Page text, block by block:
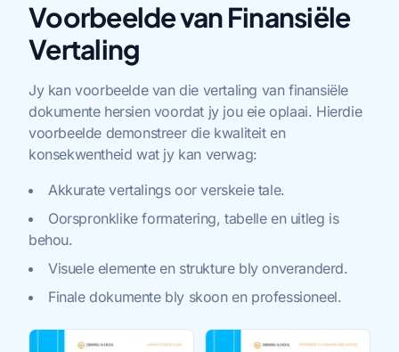
Voorbeelde van Finansiële
Vertaling
Jy kan voorbeelde van die vertaling van finansiële
dokumente hersien voordat jy jou eie oplaai. Hierdie
voorbeelde demonstreer die kwaliteit en
konsekwentheid wat jy kan verwag:
Akkurate vertalings oor verskeie tale.
Oorspronklike formatering, tabelle en uitleg is
behou.
Visuele elemente en strukture bly onveranderd.
Finale dokumente bly skoon en professioneel.